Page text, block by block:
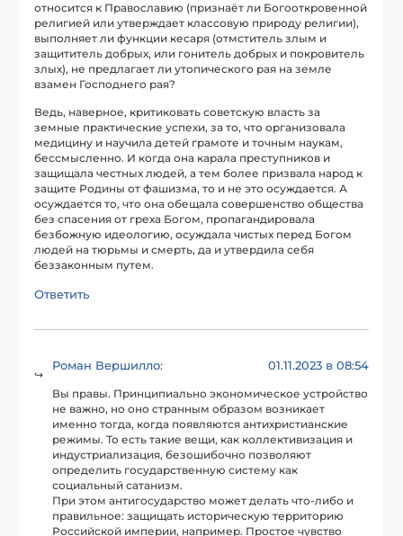
относится к Православию (признаёт ли Богооткровенной
религией или утверждает классовую природу религии),
выполняет ли функции кесаря (отмститель злым и
защититель добрых, или гонитель добрых и покровитель
злых), не предлагает ли утопического рая на земле
взамен Господнего рая?
Ведь, наверное, критиковать советскую власть за
земные практические успехи, за то, что организовала
медицину и научила детей грамоте и точным наукам,
бессмысленно. И когда она карала преступников и
защищала честных людей, а тем более призвала народ к
защите Родины от фашизма, то и не это осуждается. А
осуждается то, что она обещала совершенство общества
без спасения от греха Богом, пропагандировала
безбожную идеологию, осуждала чистых перед Богом
людей на тюрьмы и смерть, да и утвердила себя
беззаконным путем.
Ответить
Роман Вершилло: 01.11.2023 в 08:54
Вы правы. Принципиально экономическое устройство
не важно, но оно странным образом возникает
именно тогда, когда появляются антихристианские
режимы. То есть такие вещи, как коллективизация и
индустриализация, безошибочно позволяют
определить государственную систему как
социальный сатанизм.
При этом антигосударство может делать что-либо и
правильное: защищать историческую территорию
Российской империи, например. Простое чувство